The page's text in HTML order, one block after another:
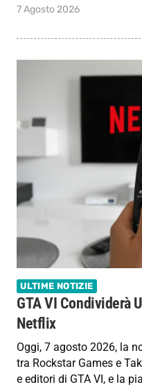
7 Agosto 2026
ULTIME NOTIZIE
GTA VI Condividerà
Netflix
Oggi, 7 agosto 2026, la
tra Rockstar Games e
e editori di GTA VI, e la